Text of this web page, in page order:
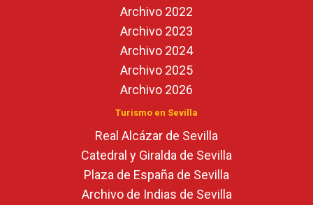
Archivo 2022
Archivo 2023
Archivo 2024
Archivo 2025
Archivo 2026
Turismo en Sevilla
Real Alcázar de Sevilla
Catedral y Giralda de Sevilla
Plaza de España de Sevilla
Archivo de Indias de Sevilla